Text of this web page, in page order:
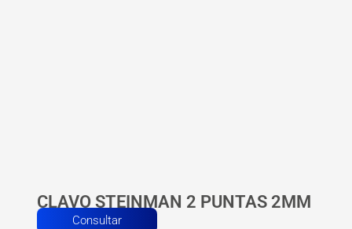
CLAVO STEINMAN 2 PUNTAS 2MM
Consultar